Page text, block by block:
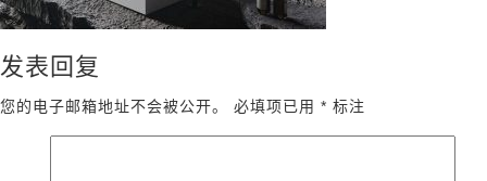
发表回复
您的电子邮箱地址不会被公开。 必填项已用 * 标注